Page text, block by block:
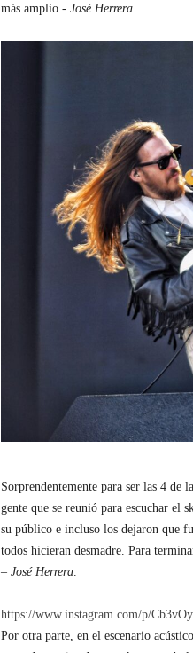
más amplio.- José Herrera.
Sorprendentemente para ser las 4
gente que se reunió para escuchar el
su público e incluso los dejaron que
todos hicieran desmadre. Para
– José Herrera.
https://www.instagram.com/p/
Por otra parte, en el escenario